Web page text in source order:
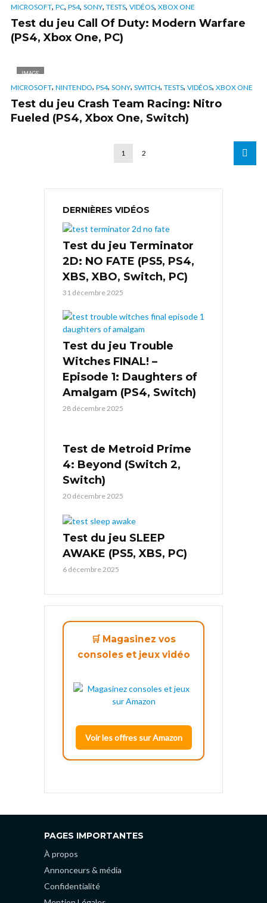
MICROSOFT, PC, PS4, SONY, TESTS, VIDÉOS, XBOX ONE
Test du jeu Call Of Duty: Modern Warfare
(PS4, Xbox One, PC)
IMAGE
MICROSOFT, NINTENDO, PS4, SONY, SWITCH, TESTS, VIDÉOS, XBOX ONE
Test du jeu Crash Team Racing: Nitro
Fueled (PS4, Xbox One, Switch)
1 2
DERNIÈRES VIDÉOS
Test du jeu Terminator
2D: NO FATE (PS5, PS4,
XBS, XBO, Switch, PC)
31 décembre 2025
Test du jeu Trouble
Witches FINAL! –
Episode 1: Daughters of
Amalgam (PS4, Switch)
28 décembre 2025
Test de Metroid Prime
4: Beyond (Switch 2,
Switch)
20 décembre 2025
Test du jeu SLEEP
AWAKE (PS5, XBS, PC)
6 décembre 2025
🛒 Magasinez vos
consoles et jeux vidéo
Voir les offres sur Amazon
PAGES IMPORTANTES
À propos
Annonceurs & média
Confidentialité